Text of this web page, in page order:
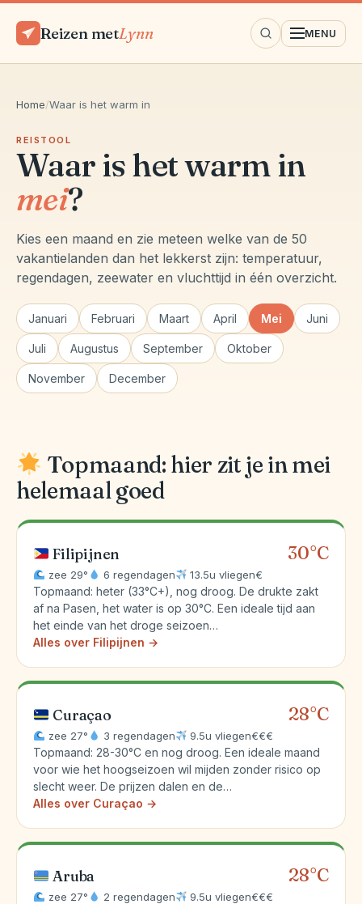
Reizen metLynn MENU
Home/Waar is het warm in
REISTOOL
Waar is het warm in
mei?
Kies een maand en zie meteen welke van de 50
vakantielanden dan het lekkerst zijn: temperatuur,
regendagen, zeewater en vluchttijd in één overzicht.
Januari Februari Maart April Mei Juni
Juli Augustus September Oktober
November December
Topmaand: hier zit je in mei
helemaal goed
Filipijnen 30°C
zee 29° 6 regendagen 13.5u vliegen€
Topmaand: heter (33°C+), nog droog. De drukte zakt
af na Pasen, het water is op 30°C. Een ideale tijd aan
het einde van het droge seizoen…
Alles over Filipijnen →
Curaçao 28°C
zee 27° 3 regendagen 9.5u vliegen€€€
Topmaand: 28-30°C en nog droog. Een ideale maand
voor wie het hoogseizoen wil mijden zonder risico op
slecht weer. De prijzen dalen en de…
Alles over Curaçao →
Aruba 28°C
zee 27° 2 regendagen 9.5u vliegen€€€